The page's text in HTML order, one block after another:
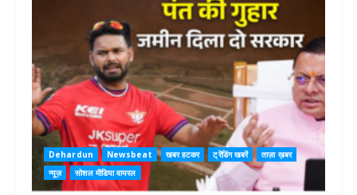
Dehardun Newsbeat खबर हटकर ट्रेंडिंग खबरें
ताज़ा ख़बर
न्यूज़
सोशल मीडिया वायरल